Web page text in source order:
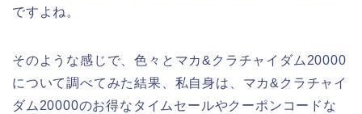
ですよね。
そのような感じで、色々とマカ&クラチャイダム20000
について調べてみた結果、私自身は、マカ&クラチャイ
ダム20000のお得なタイムセールやクーポンコードな